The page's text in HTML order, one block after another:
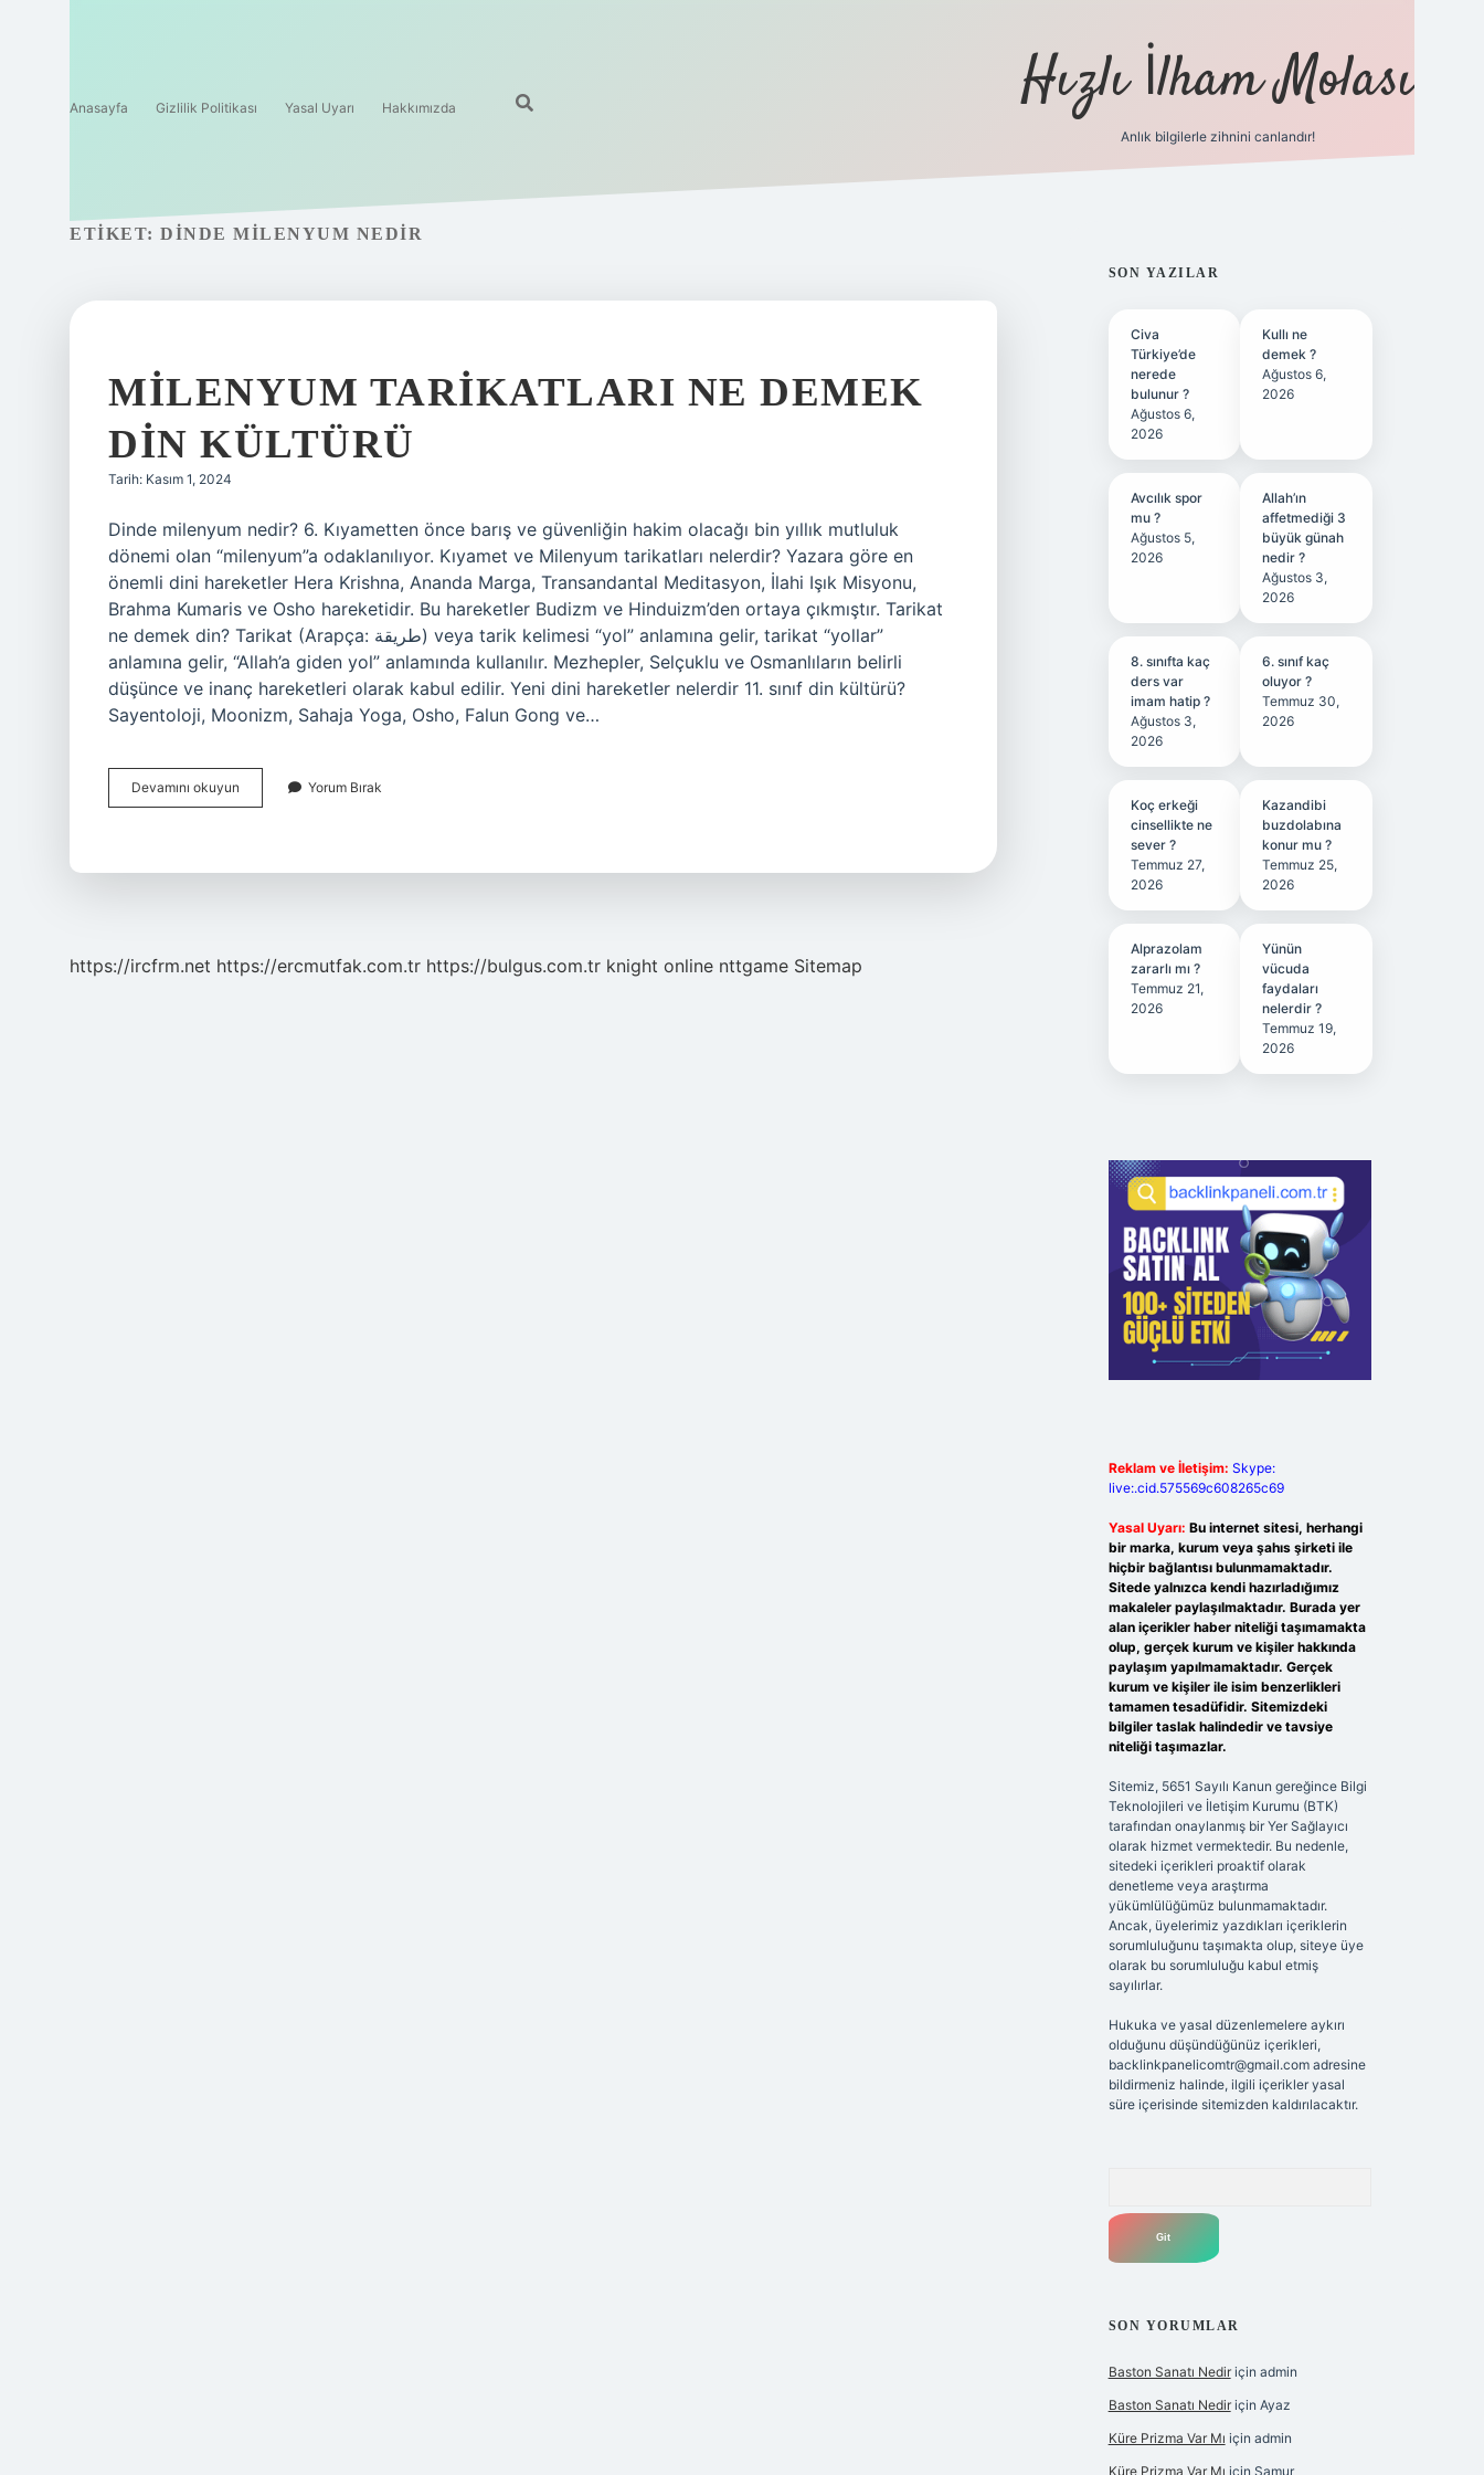
Anasayfa Gizlilik Politikası Yasal Uyarı Hakkımızda Hızlı İlham Molası
Anlık bilgilerle zihnini canlandır!
ETIKET: DINDE MILENYUM NEDIR
MILENYUM TARIKATLARI NE DEMEK
DIN KÜLTÜRÜ
Tarih: Kasım 1, 2024
Dinde milenyum nedir? 6. Kıyametten önce barış ve güvenliğin hakim olacağı bin yıllık mutluluk
dönemi olan “milenyum”a odaklanılıyor. Kıyamet ve Milenyum tarikatları nelerdir? Yazara göre en
önemli dini hareketler Hera Krishna, Ananda Marga, Transandantal Meditasyon, İlahi Işık Misyonu,
Brahma Kumaris ve Osho hareketidir. Bu hareketler Budizm ve Hinduizm’den ortaya çıkmıştır. Tarikat
ne demek din? Tarikat (Arapça: طريقة) veya tarik kelimesi “yol” anlamına gelir, tarikat “yollar”
anlamına gelir, “Allah’a giden yol” anlamında kullanılır. Mezhepler, Selçuklu ve Osmanlıların belirli
düşünce ve inanç hareketleri olarak kabul edilir. Yeni dini hareketler nelerdir 11. sınıf din kültürü?
Sayentoloji, Moonizm, Sahaja Yoga, Osho, Falun Gong ve…
Devamını okuyun Milenyum
Tarikatları
Yorum Bırak
https://ircfrm.net https://ercmutfak.com.tr https://bulgus.com.tr knight online nttgame Sitemap
SIDEBAR
SON YAZILAR
Civa
Türkiye’de
nerede
bulunur ?
Ağustos 6,
2026
Kullı ne
demek ?
Ağustos 6,
2026
Avcılık spor
mu ?
Ağustos 5,
2026
Allah’ın
affetmediği 3
büyük günah
nedir ?
Ağustos 3,
2026
8. sınıfta kaç
ders var
imam hatip ?
Ağustos 3,
2026
6. sınıf kaç
oluyor ?
Temmuz 30,
2026
Koç erkeği
cinsellikte ne
sever ?
Temmuz 27,
2026
Kazandibi
buzdolabına
konur mu ?
Temmuz 25,
2026
Alprazolam
zararlı mı ?
Temmuz 21,
2026
Yünün
vücuda
faydaları
nelerdir ?
Temmuz 19,
2026
Reklam ve İletişim: Skype:
live:.cid.575569c608265c69
Yasal Uyarı: Bu internet sitesi, herhangi
bir marka, kurum veya şahıs şirketi ile
hiçbir bağlantısı bulunmamaktadır.
Sitede yalnızca kendi hazırladığımız
makaleler paylaşılmaktadır. Burada yer
alan içerikler haber niteliği taşımamakta
olup, gerçek kurum ve kişiler hakkında
paylaşım yapılmamaktadır. Gerçek
kurum ve kişiler ile isim benzerlikleri
tamamen tesadüfidir. Sitemizdeki
bilgiler taslak halindedir ve tavsiye
niteliği taşımazlar.
Sitemiz, 5651 Sayılı Kanun gereğince Bilgi
Teknolojileri ve İletişim Kurumu (BTK)
tarafından onaylanmış bir Yer Sağlayıcı
olarak hizmet vermektedir. Bu nedenle,
sitedeki içerikleri proaktif olarak
denetleme veya araştırma
yükümlülüğümüz bulunmamaktadır.
Ancak, üyelerimiz yazdıkları içeriklerin
sorumluluğunu taşımakta olup, siteye üye
olarak bu sorumluluğu kabul etmiş
sayılırlar.
Hukuka ve yasal düzenlemelere aykırı
olduğunu düşündüğünüz içerikleri,
backlinkpanelicomtr@gmail.comadresine
bildirmeniz halinde, ilgili içerikler yasal
süre içerisinde sitemizden kaldırılacaktır.
SON YORUMLAR
Baston Sanatı Nediriçin admin
Baston Sanatı Nediriçin Ayaz
Küre Prizma Var Mı için admin
Küre Prizma Var Mı için Samur